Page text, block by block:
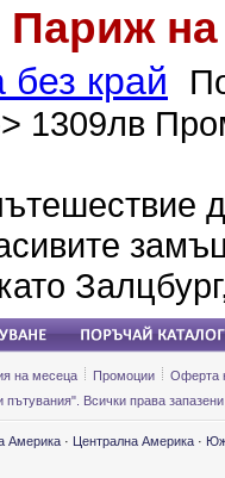
Париж
край
1309лв
на месеца Промоции
Оферта
Всички права
Америка · Централна Америка ·